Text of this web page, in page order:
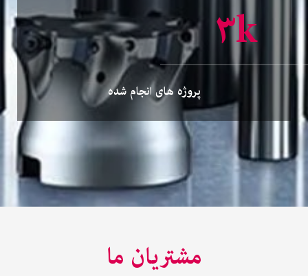
۳k
پروژه های انجام شده
مشتریان ما